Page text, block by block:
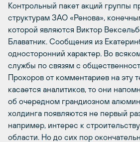
Контрольный пакет акций группы
структурам ЗАО «Ренова»,
которой являются Виктор
Блаватник. Сообщения из
односторонний характер. Во
службы по связям с
Прохоров от комментариев на эту
касается аналитиков, то они
об очередном грандиозном
холдинга появляются не первый
например, интерес к
области. Но до сих пор